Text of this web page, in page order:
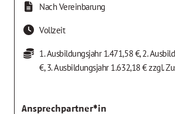
Nach Vereinbarung
Vollzeit
1. Ausbildungsjahr 1.471,58 €, 2.
€, 3. Ausbildungsjahr 1.632,18 € zzgl.
Ansprechpartner*in